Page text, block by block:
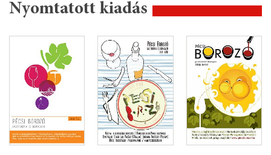
Nyomtatott kiadás